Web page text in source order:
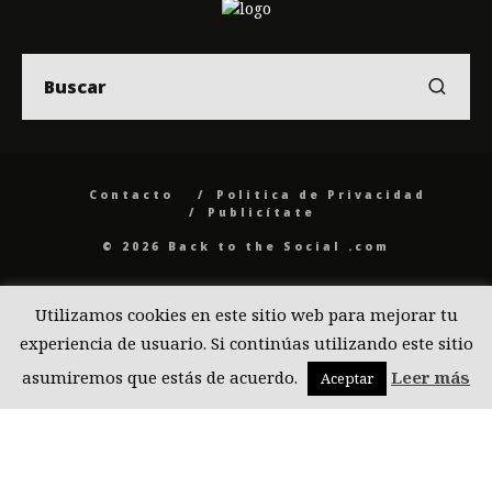
Contacto
Politica de Privacidad
Publicítate
© 2026 Back to the Social .com
Utilizamos cookies en este sitio web para mejorar tu
experiencia de usuario. Si continúas utilizando este sitio
asumiremos que estás de acuerdo.
Aceptar Leer más